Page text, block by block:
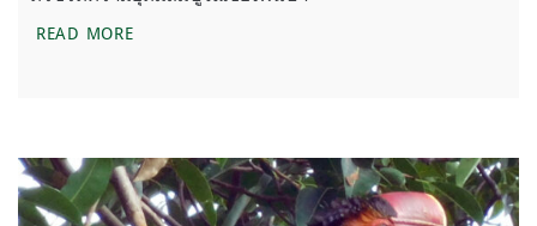
READ MOREชวนรู้จัก ‘นกชนหิน’ ที่ไม่ได้มีดีแค่หัว